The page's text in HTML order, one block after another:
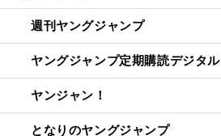
週刊ヤングジャンプ
ヤングジャンプ定期購読デジタル
ヤンジャン！
となりのヤングジャンプ